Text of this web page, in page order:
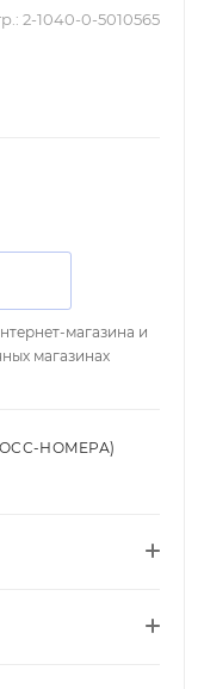
2-1040-0-5010565
магазина и
магазинах
НОМЕРА)